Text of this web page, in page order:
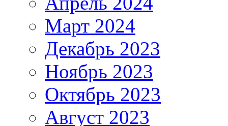
Март 2024
Декабрь 2023
Ноябрь 2023
Октябрь 2023
Август 2023